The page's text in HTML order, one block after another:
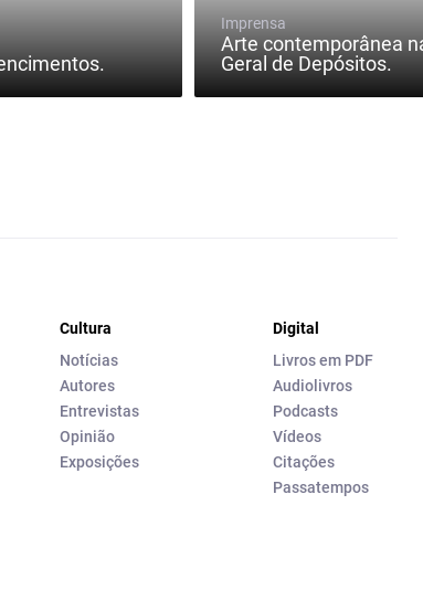
Imprensa
Arte contemporânea
Geral de Depósitos.
Cultura
Notícias
Autores
Entrevistas
Opinião
Exposições
Digital
Livros em PDF
Audiolivros
Podcasts
Vídeos
Citações
Passatempos